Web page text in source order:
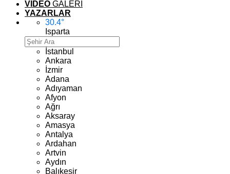
VİDEO GALERİ
YAZARLAR
30.4°
Isparta
İstanbul
Ankara
İzmir
Adana
Adıyaman
Afyon
Ağrı
Aksaray
Amasya
Antalya
Ardahan
Artvin
Aydın
Balıkesir